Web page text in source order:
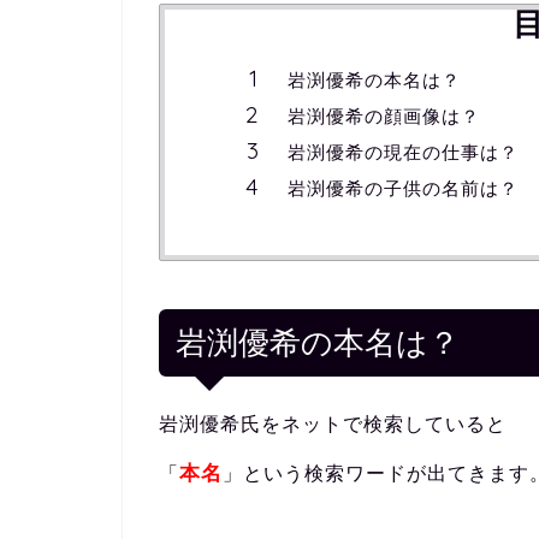
岩渕優希の本名は？
岩渕優希の顔画像は？
岩渕優希の現在の仕事は？
岩渕優希の子供の名前は？
岩渕優希の本名は？
岩渕優希氏をネットで検索していると
「 本名 」という検索ワードが出てきます。